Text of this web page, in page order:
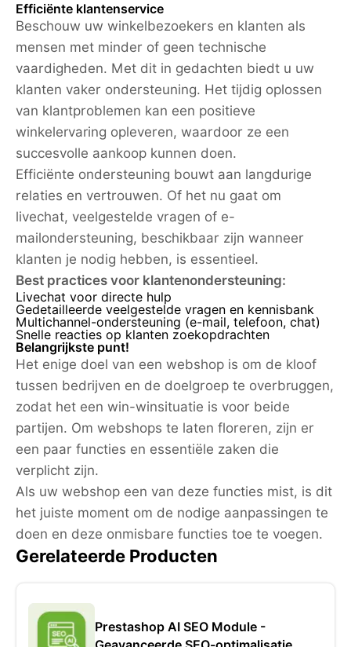
Efficiënte klantenservice
Beschouw uw winkelbezoekers en klanten als
mensen met minder of geen technische
vaardigheden. Met dit in gedachten biedt u uw
klanten vaker ondersteuning. Het tijdig oplossen
van klantproblemen kan een positieve
winkelervaring opleveren, waardoor ze een
succesvolle aankoop kunnen doen.
Efficiënte ondersteuning bouwt aan langdurige
relaties en vertrouwen. Of het nu gaat om
livechat, veelgestelde vragen of e-
mailondersteuning, beschikbaar zijn wanneer
klanten je nodig hebben, is essentieel.
Best practices voor klantenondersteuning:
Livechat voor directe hulp
Gedetailleerde veelgestelde vragen en kennisbank
Multichannel-ondersteuning (e-mail, telefoon, chat)
Snelle reacties op klanten zoekopdrachten
Belangrijkste punt!
Het enige doel van een webshop is om de kloof
tussen bedrijven en de doelgroep te overbruggen,
zodat het een win-winsituatie is voor beide
partijen. Om webshops te laten floreren, zijn er
een paar functies en essentiële zaken die
verplicht zijn.
Als uw webshop een van deze functies mist, is dit
het juiste moment om de nodige aanpassingen te
doen en deze onmisbare functies toe te voegen.
Gerelateerde Producten
Prestashop AI SEO Module -